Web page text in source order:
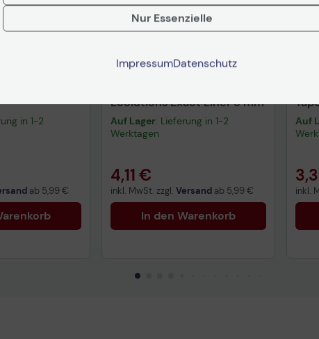
Easy
in 1-2
ab 5,99 €
Ecolutions Exact Liner 5 mm
Auf Lager: Lieferung in 1-2
Werktagen
4,11 €
inkl. MwSt. zzgl. Versand ab 5,99 €
In den Warenkorb
Auf
inkl.
Nur Essenzielle
ImpressumDatenschutz